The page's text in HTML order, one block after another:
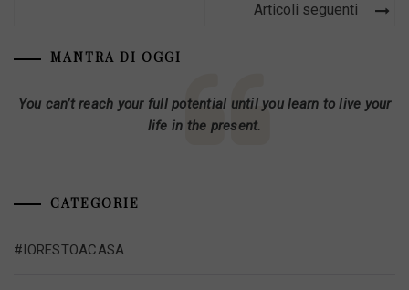
Articoli seguenti
MANTRA DI OGGI
You can’t reach your full potential until you learn to live your
life in the present.
CATEGORIE
#IORESTOACASA